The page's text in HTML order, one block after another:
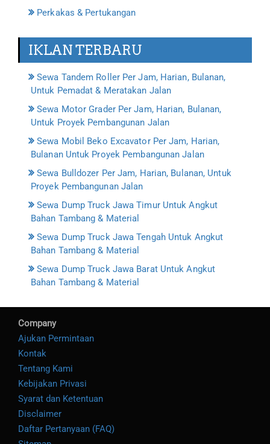
Perkakas & Pertukangan
IKLAN TERBARU
Sewa Tandem Roller Per Jam, Harian, Bulanan,
Untuk Pemadat & Meratakan Jalan
Sewa Motor Grader Per Jam, Harian, Bulanan,
Untuk Proyek Pembangunan Jalan
Sewa Mobil Beko Excavator Per Jam, Harian,
Bulanan Untuk Proyek Pembangunan Jalan
Sewa Bulldozer Per Jam, Harian, Bulanan, Untuk
Proyek Pembangunan Jalan
Sewa Dump Truck Jawa Timur Untuk Angkut
Bahan Tambang & Material
Sewa Dump Truck Jawa Tengah Untuk Angkut
Bahan Tambang & Material
Sewa Dump Truck Jawa Barat Untuk Angkut
Bahan Tambang & Material
Company
Ajukan Permintaan
Kontak
Tentang Kami
Kebijakan Privasi
Syarat dan Ketentuan
Disclaimer
Daftar Pertanyaan (FAQ)